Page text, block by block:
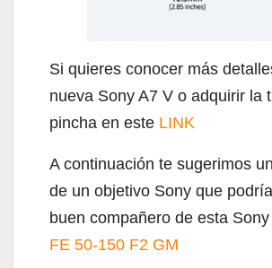
Si quieres conocer más
nueva Sony A7 V o adquirir la
pincha en este LINK
A continuación te sugerimos
de un objetivo Sony que
buen compañero de esta Sony
FE 50-150 F2 GM